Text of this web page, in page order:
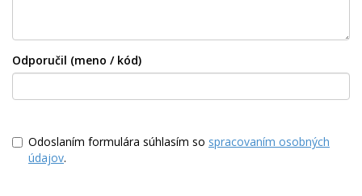
Odporučil (meno / kód)
Odoslaním formulára súhlasím so spracovaním osobných
údajov.